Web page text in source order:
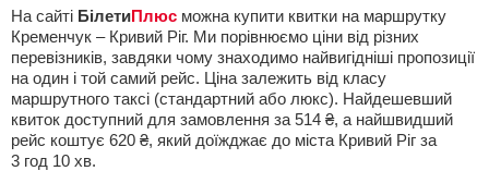
На сайті БілетиПлюс можна купити квитки на маршрутку
Кременчук – Кривий Ріг. Ми порівнюємо ціни від різних
перевізників, завдяки чому знаходимо найвигідніші пропозиції
на один і той самий рейс. Ціна залежить від класу
маршрутного таксі (стандартний або люкс). Найдешевший
квиток доступний для замовлення за 514 ₴, а найшвидший
рейс коштує 620 ₴, який доїжджає до міста Кривий Ріг за
3 год 10 хв.